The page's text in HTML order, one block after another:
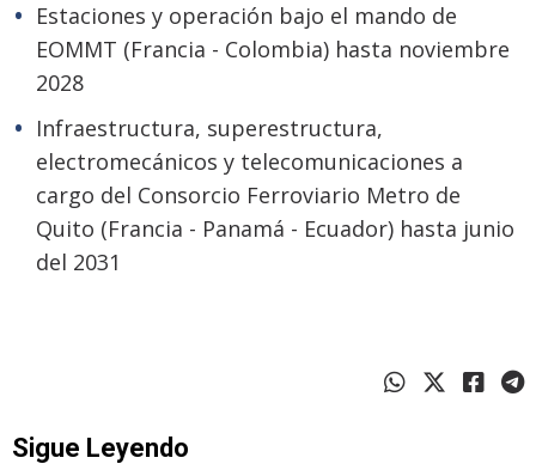
Estaciones y operación bajo el mando de
EOMMT (Francia - Colombia) hasta noviembre
2028
Infraestructura, superestructura,
electromecánicos y telecomunicaciones a
cargo del Consorcio Ferroviario Metro de
Quito (Francia - Panamá - Ecuador) hasta junio
del 2031
Sigue Leyendo